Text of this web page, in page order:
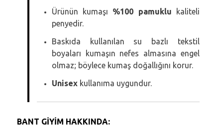
Ürünün kumaşı %100 pamuklu kaliteli
penyedir.
Baskıda kullanılan su bazlı tekstil
boyaları kumaşın nefes almasına engel
olmaz; böylece kumaş doğallığını korur.
Unisexkullanıma uygundur.
BANT GİYİM HAKKINDA: